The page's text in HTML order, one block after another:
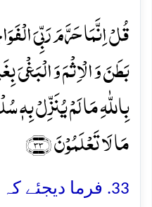
قُلۡ اِنَّمَا حَرَّمَ رَبِّیَ
بَطَنَ وَ الۡاِثۡمَ وَ الۡبَغۡیَ
بِاللّٰہِ مَا لَمۡ یُنَزِّلۡ بِہٖ
مَا لَا تَعۡلَمُوۡنَ ﴿۳۳﴾
33. فرما دیجئے